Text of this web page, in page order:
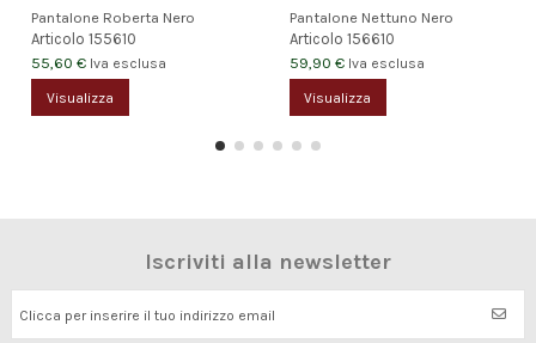
Pantalone Roberta Nero
Articolo155610
55,60 € Iva esclusa
Visualizza
Pantalone Nettuno Nero
Articolo 156610
59,90 € Iva esclusa
Visualizza
Iscriviti alla newsletter
Clicca per inserire il tuo indirizzo email